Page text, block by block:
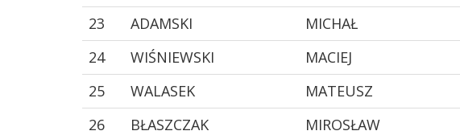
23
ADAMSKI MICHAŁ
24
WIŚNIEWSKI MACIEJ
25
WALASEK MATEUSZ
26
BŁASZCZAK MIROSŁAW